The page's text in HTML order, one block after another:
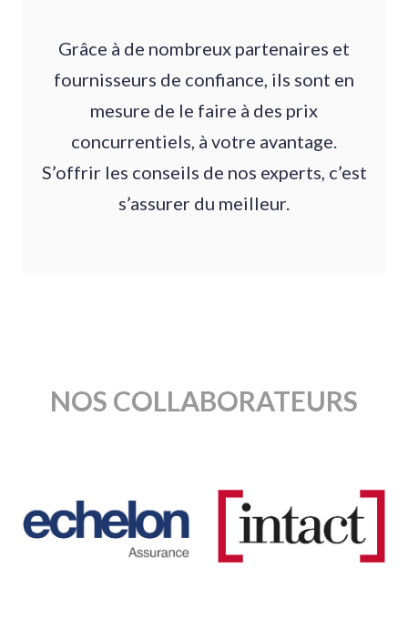
Grâce à de nombreux partenaires et
fournisseurs de confiance, ils sont en
mesure de le faire à des prix
concurrentiels, à votre avantage.
S’offrir les conseils de nos experts, c’est
s’assurer du meilleur.
NOS COLLABORATEURS